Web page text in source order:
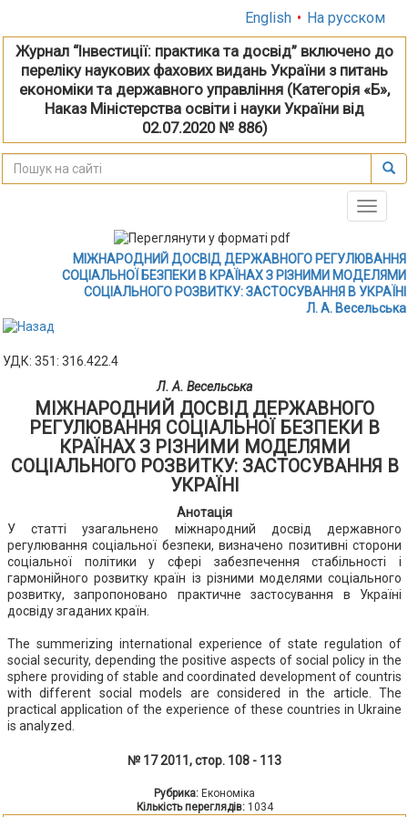
English • На русском
Журнал “Інвестиції: практика та досвід” включено до
переліку наукових фахових видань України з питань
економіки та державного управління (Категорія «Б»,
Наказ Міністерства освіти і науки України від
02.07.2020 № 886)
Toggle
МІЖНАРОДНИЙ ДОСВІД ДЕРЖАВНОГО РЕГУЛЮВАННЯ
СОЦІАЛЬНОЇ БЕЗПЕКИ В КРАЇНАХ З РІЗНИМИ МОДЕЛЯМИ
СОЦІАЛЬНОГО РОЗВИТКУ: ЗАСТОСУВАННЯ В УКРАЇНІ
Л. А. Весельська
УДК: 351: 316.422.4
Л. А. Весельська
МІЖНАРОДНИЙ ДОСВІД ДЕРЖАВНОГО
РЕГУЛЮВАННЯ СОЦІАЛЬНОЇ БЕЗПЕКИ В
КРАЇНАХ З РІЗНИМИ МОДЕЛЯМИ
СОЦІАЛЬНОГО РОЗВИТКУ: ЗАСТОСУВАННЯ В
УКРАЇНІ
Анотація
У статті узагальнено міжнародний досвід державного
регулювання соціальної безпеки, визначено позитивні сторони
соціальної політики у сфері забезпечення стабільності і
гармонійного розвитку країн із різними моделями соціального
розвитку, запропоновано практичне застосування в Україні
досвіду згаданих країн.
The summerizing international experience of state regulation of
social security, depending the positive aspects of social policy in the
sphere providing of stable and coordinated development of countris
with different social models are considered in the article. The
practical application of the experience of these countries in Ukraine
is analyzed.
№ 17 2011, стор. 108 - 113
Рубрика: Економіка
Кількість переглядів: 1034